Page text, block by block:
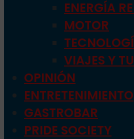
ENERGÍA
MOTOR
VIAJES Y
OPINIÓN
ENTRETENIMIENTO
GASTROBAR
PRIDE SOCIETY